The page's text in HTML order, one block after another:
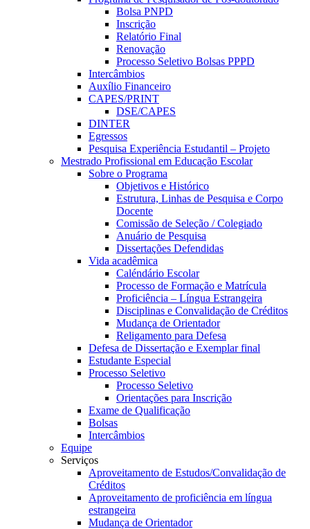
Bolsa PNPD
Inscrição
Relatório Final
Renovação
Processo Seletivo Bolsas PPPD
Intercâmbios
Auxílio Financeiro
CAPES/PRINT
DSE/CAPES
DINTER
Egressos
Pesquisa Experiência Estudantil – Projeto
Mestrado Profissional em Educação Escolar
Sobre o Programa
Objetivos e Histórico
Estrutura, Linhas de Pesquisa e Corpo
Docente
Comissão de Seleção / Colegiado
Anuário de Pesquisa
Dissertações Defendidas
Vida acadêmica
Caléndário Escolar
Processo de Formação e Matrícula
Proficiência – Língua Estrangeira
Disciplinas e Convalidação de Créditos
Mudança de Orientador
Religamento para Defesa
Defesa de Dissertação e Exemplar final
Estudante Especial
Processo Seletivo
Processo Seletivo
Orientações para Inscrição
Exame de Qualificação
Bolsas
Intercâmbios
Equipe
Serviços
Aproveitamento de Estudos/Convalidação de
Créditos
Aproveitamento de proficiência em língua
estrangeira
Mudança de Orientador